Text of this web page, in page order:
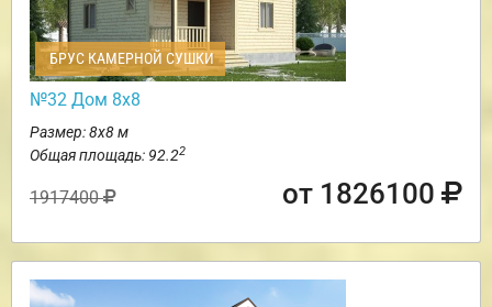
БРУС КАМЕРНОЙ СУШКИ
№32 Дом 8х8
Размер: 8х8 м
Общая площадь: 92.22
1917400 от 1826100